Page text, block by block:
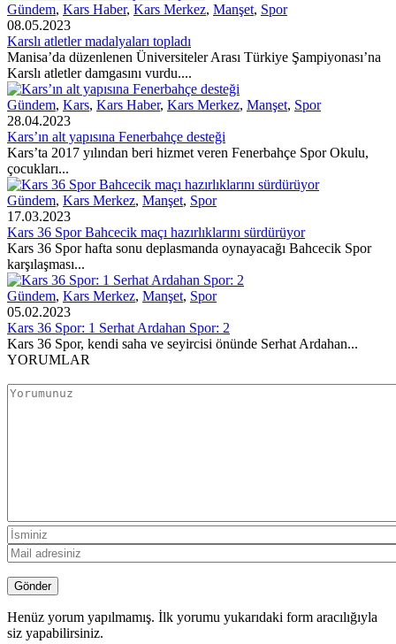
Gündem, Kars Haber, Kars Merkez, Manşet, Spor
08.05.2023
Karslı atletler madalyaları topladı
Manisa’da düzenlenen Üniversiteler Arası Türkiye Şampiyonası’na
Karslı atletler damgasını vurdu....
Gündem, Kars, Kars Haber, Kars Merkez, Manşet, Spor
28.04.2023
Kars’ın alt yapısına Fenerbahçe desteği
Kars’ta 2017 yılından beri hizmet veren Fenerbahçe Spor Okulu,
çocukları...
Gündem, Kars Merkez, Manşet, Spor
17.03.2023
Kars 36 Spor Bahcecik maçı hazırlıklarını sürdürüyor
Kars 36 Spor hafta sonu deplasmanda oynayacağı Bahcecik Spor
karşılaşması...
Gündem, Kars Merkez, Manşet, Spor
05.02.2023
Kars 36 Spor: 1 Serhat Ardahan Spor: 2
Kars 36 Spor, kendi saha ve seyircisi önünde Serhat Ardahan...
YORUMLAR
Henüz yorum yapılmamış. İlk yorumu yukarıdaki form aracılığıyla
siz yapabilirsiniz.